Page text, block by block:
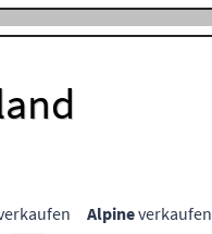
Alpineverkaufen